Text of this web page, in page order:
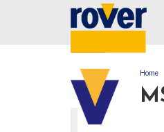
TU SEI
Home